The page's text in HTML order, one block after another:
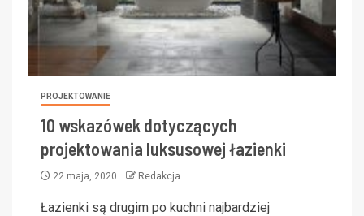
PROJEKTOWANIE
10 wskazówek dotyczących
projektowania luksusowej łazienki
22 maja, 2020 Redakcja
Łazienki są drugim po kuchni najbardziej